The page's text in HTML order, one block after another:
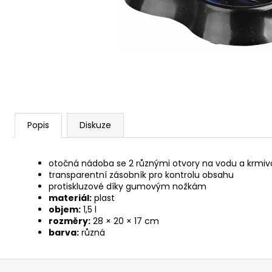
Popis Diskuze
otočná nádoba se 2 různými otvory na vodu a
transparentní zásobník pro kontrolu obsahu
protiskluzové díky gumovým nožkám
materiál: plast
objem: 1,5 l
rozměry: 28 × 20 × 17 cm
barva: různá
JOSERA MEAT BITES MINI BEEF 70G
Z